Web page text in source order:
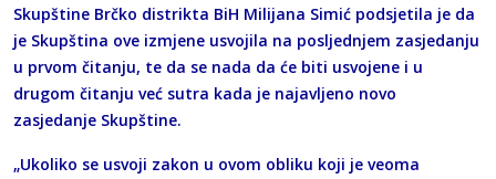
Skupštine Brčko distrikta BiH Milijana Simić podsjetila je da
je Skupština ove izmjene usvojila na posljednjem zasjedanju
u prvom čitanju, te da se nada da će biti usvojene i u
drugom čitanju već sutra kada je najavljeno novo
zasjedanje Skupštine.
„Ukoliko se usvoji zakon u ovom obliku koji je veoma